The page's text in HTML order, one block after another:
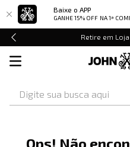
Baixe o APP
GANHE 15% OFF NA 1ª
Retire em Loja
Ops! Não